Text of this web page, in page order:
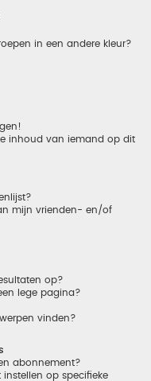
in een andere kleur?
inhoud van iemand op dit
mijn vrienden- en/of
op?
lege pagina?
vinden?
abonnement?
op specifieke